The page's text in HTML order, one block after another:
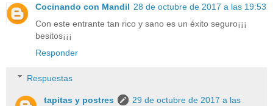
Cocinando con Mandil 28 de octubre de 2017 a las 19:53
Con este entrante tan rico y sano es un éxito seguro¡¡¡
besitos¡¡¡
Responder
Respuestas
tapitas y postres
29 de octubre de 2017 a las